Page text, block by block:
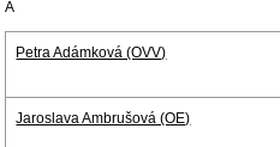
A
Petra Adámková (OVV)
Jaroslava Ambrušová (OE)